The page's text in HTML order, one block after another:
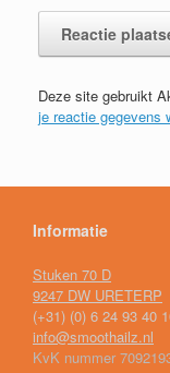
Deze site gebruikt
je reactie gegevens
Informatie
Stuken 70 D
9247 DW URETERP
(+31) (0) 6 24 93 40
info@smoothailz.nl
KvK nummer